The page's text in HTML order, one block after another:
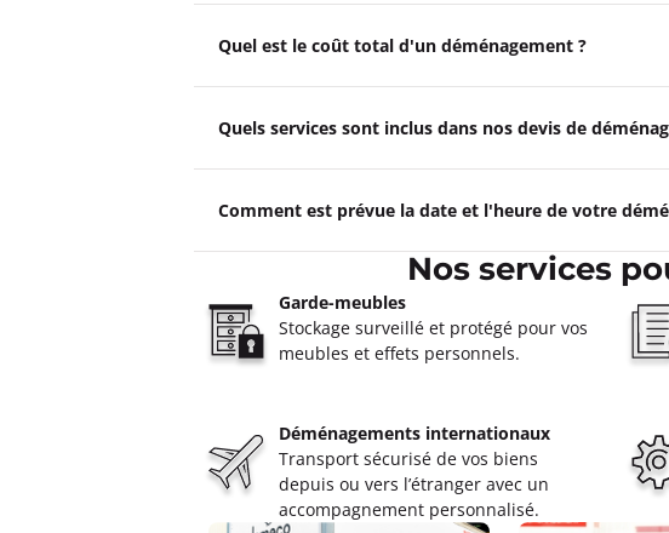
Plus d'informations
Un devis ?
4,0 27 avis
7 rue Clément Ader 09100 Pamiers
Un devis ?
Garde Meubles SANS Muret
5,0
12 avis
Fermé actuellement.Ouvre le 10 août à 08:00
8 boulevard De Joffrery 31600 Muret
Quel est le coût total d'un déménagement ?
Quels services sont inclus dans nos devis de
Comment est prévue la date et l'heure de votre
Nos services
Garde-meubles
Stockage surveillé et protégé pour vos
meubles et effets personnels.
Déménagements internationaux
Transport sécurisé de vos biens
depuis ou vers l’étranger avec un
accompagnement personnalisé.